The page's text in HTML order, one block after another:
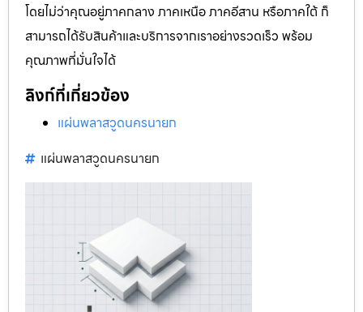
โดยไม่ว่าคุณอยู่ภาคกลาง ภาคเหนือ ภาคอีสาน หรือภาคใต้ ก็
สามารถได้รับสินค้าและบริการจากเราอย่างรวดเร็ว พร้อม
คุณภาพที่มั่นใจได้
ลิงก์ที่เกี่ยวข้อง
แผ่นพลาสวูดนครนายก
แผ่นพลาสวูดนครนายก